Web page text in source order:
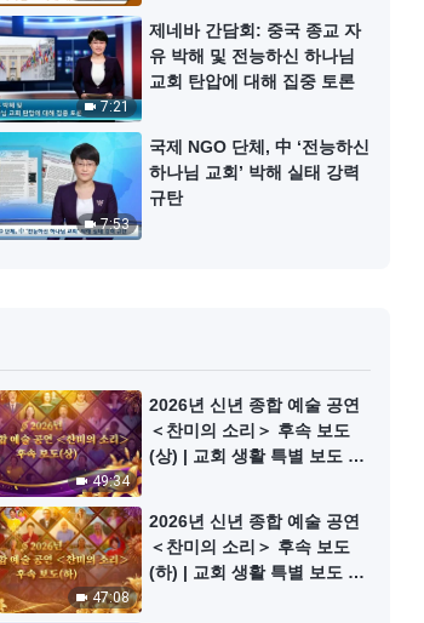
7:21
제네바 간담회: 중국 종교 자
유 박해 및 전능하신 하나님
교회 탄압에 대해 집중 토론
7:53
국제 NGO 단체, 中 ‘전능하신
하나님 교회’ 박해 실태 강력
규탄
49:34
2026년 신년 종합 예술 공연
＜찬미의 소리＞ 후속 보도
(상) | 교회 생활 특별 보도 11
47:08
2026년 신년 종합 예술 공연
＜찬미의 소리＞ 후속 보도
(하) | 교회 생활 특별 보도 12